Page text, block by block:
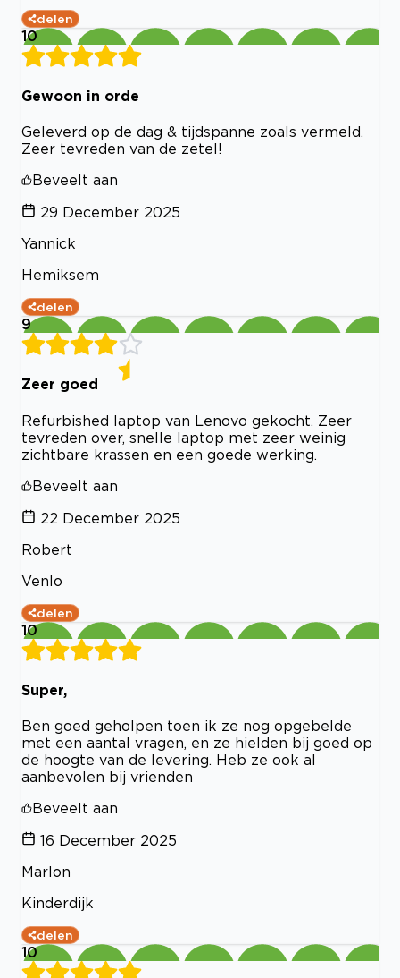
delen
10
Gewoon in orde
Geleverd op de dag & tijdspanne zoals vermeld.
Zeer tevreden van de zetel!
Beveelt aan
29 December 2025
Yannick
Hemiksem
delen
9
Zeer goed
Refurbished laptop van Lenovo gekocht. Zeer
tevreden over, snelle laptop met zeer weinig
zichtbare krassen en een goede werking.
Beveelt aan
22 December 2025
Robert
Venlo
delen
10
Super,
Ben goed geholpen toen ik ze nog opgebelde
met een aantal vragen, en ze hielden bij goed op
de hoogte van de levering. Heb ze ook al
aanbevolen bij vrienden
Beveelt aan
16 December 2025
Marlon
Kinderdijk
delen
10